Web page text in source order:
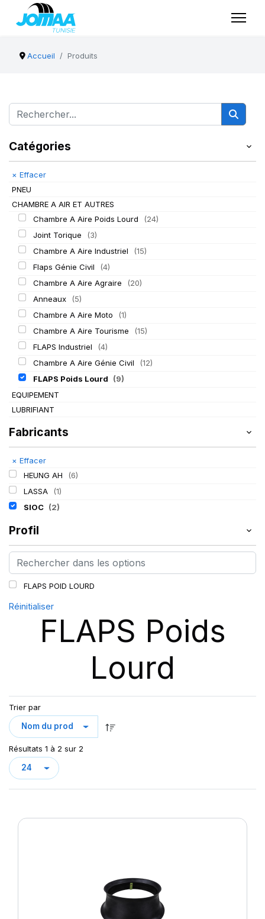
Accueil Produits
Catégories
× Effacer
PNEU
CHAMBRE A AIR ET AUTRES
Chambre A Aire Poids Lourd
(24)
Joint Torique
(3)
Chambre A Aire Industriel
(15)
Flaps Génie Civil
(4)
Chambre A Aire Agraire
(20)
Anneaux
(5)
Chambre A Aire Moto
(1)
Chambre A Aire Tourisme
(15)
FLAPS Industriel
(4)
Chambre A Aire Génie Civil
(12)
FLAPS Poids Lourd
(9)
EQUIPEMENT
LUBRIFIANT
Fabricants
× Effacer
HEUNG AH
(6)
LASSA
(1)
SIOC (2)
Profil
FLAPS POID LOURD
Réinitialiser
FLAPS Poids
Lourd
Trier par
Résultats 1 à 2 sur 2